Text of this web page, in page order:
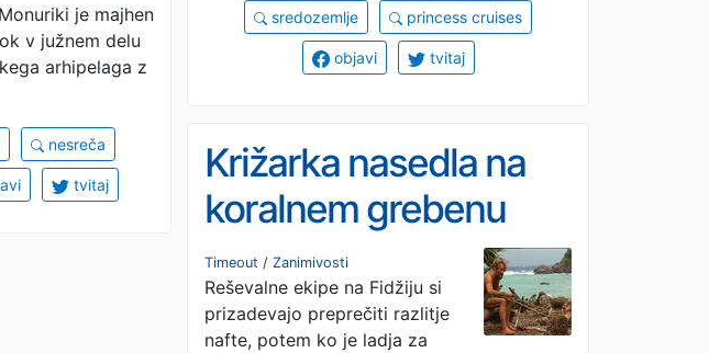
sredozemlje princess cruises
objavi tvitaj
je majhen
v južnem delu
arhipelaga z
nesreča
tvitaj
Križarka nasedla na
koralnem grebenu
otoka, kjer so snemali
Brodolom
Timeout / Zanimivosti
Reševalne ekipe na Fidžiju si
prizadevajo preprečiti razlitje
nafte, potem ko je ladja za